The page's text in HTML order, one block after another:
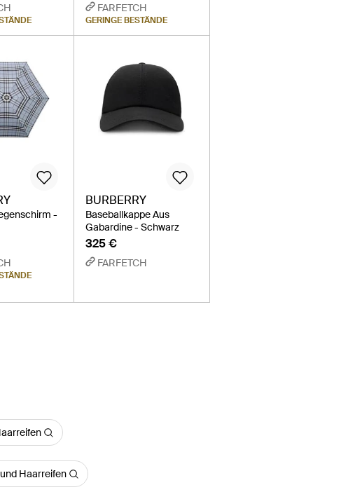
FARFETCH
GERINGE BESTÄNDE
-
BURBERRY
Baseballkappe Aus
Gabardine - Schwarz
325 €
FARFETCH
Haarreifen